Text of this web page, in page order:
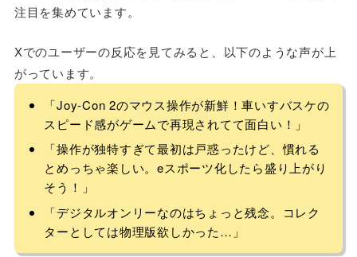
注目を集めています。
Xでのユーザーの反応を見てみると、以下のような声が上
がっています。
「Joy-Con 2のマウス操作が新鮮！車いすバスケの
スピード感がゲームで再現されてて面白い！」
「操作が独特すぎて最初は戸惑ったけど、慣れる
とめっちゃ楽しい。eスポーツ化したら盛り上がり
そう！」
「デジタルオンリーなのはちょっと残念。コレク
ターとしては物理版欲しかった…」